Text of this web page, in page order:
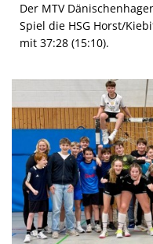
Der MTV
Spiel die HSG Horst/
mit 37:28 (15:10).